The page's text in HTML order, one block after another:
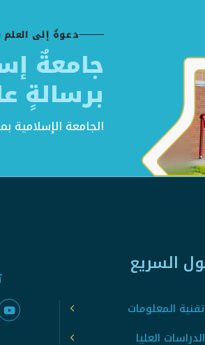
دعوةٌ إلى العلم
جامعةٌ
برسالةٍ
الجامعة الإسلامية
السريع
المعلومات
العليا